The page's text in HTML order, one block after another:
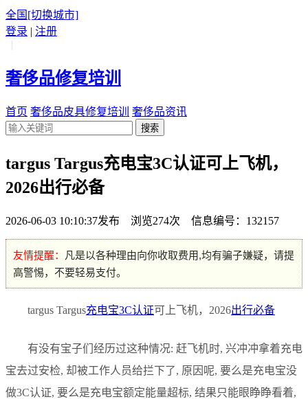
全国 [切换城市]
登录 | 注册
|
奢侈品修复培训
首页 奢侈品皮具修复培训 奢侈品资讯
搜索
targus Targus充电宝3C认证可上飞机，
2026出行必备
2026-06-03 10:10:37发布 浏览274次 信息编号：132157
友情提醒：
凡是以各种理由向你收取费用,均有骗子嫌疑，请提
高警惕，不要轻易支付。
targus Targus充电宝3C认证可上飞机，2026出行必备
有没有宝子们经历过这种情况: 赶飞机时, 兴冲冲拿着充电
宝去过安检, 却被工作人员给拦下了, 原因呢, 要么是充电宝没
做3C认证, 要么是充电宝额定能量超标, 结果只能眼睁睁看着,